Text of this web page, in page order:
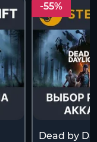
-55%
Dead by